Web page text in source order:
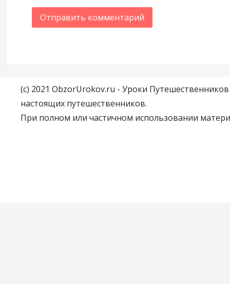
(c) 2021 ObzorUrokov.ru - Уроки
настоящих путешественников.
При полном или частичном использовании